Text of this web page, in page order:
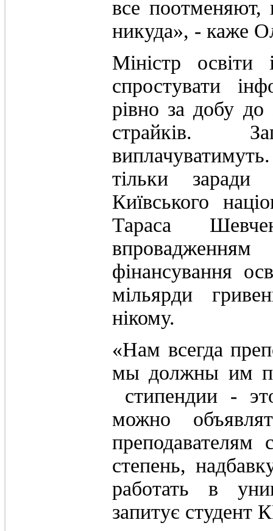
все
никуда», - каже
Міністр
спростувати
рівно за добу до
страйків.
тільки заради
Київського
Тараса
фінансування
мільярди
нікому.
«Нам всегда
мы должны им
стипендии -
можно
преподавателям
степень,
работать в
запитує